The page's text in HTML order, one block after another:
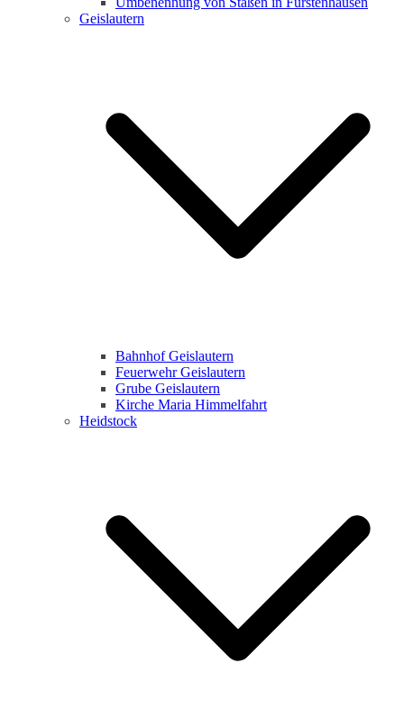
Geislautern
Bahnhof Geislautern
Feuerwehr Geislautern
Grube Geislautern
Kirche Maria Himmelfahrt
Heidstock